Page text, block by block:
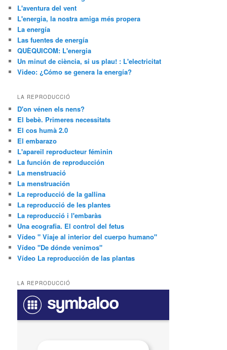
L'aventura del vent
L'energia, la nostra amiga més propera
La energía
Las fuentes de energía
QUÈQUICOM: L'energia
Un minut de ciència, si us plau! : L'electricitat
Video: ¿Cómo se genera la energía?
LA REPRODUCCIÓ
D'on vénen els nens?
El bebè. Primeres necessitats
El cos humà 2.0
El embarazo
L'apareil reproducteur féminin
La función de reproducción
La menstruació
La menstruación
La reproducció de la gallina
La reproducció de les plantes
La reproducció i l'embaràs
Una ecografia. El control del fetus
Vídeo " Viaje al interior del cuerpo humano"
Vídeo "De dónde venimos"
Vídeo La reproducción de las plantas
LA REPRODUCCIÓ